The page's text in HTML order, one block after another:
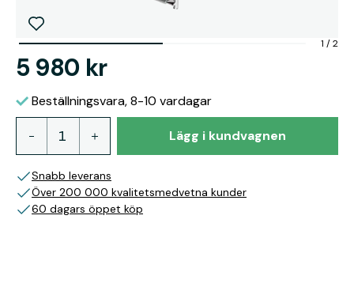
1 /2
5 980 kr
Beställningsvara, 8-10 vardagar
Lägg i kundvagnen
Snabb leverans
Över 200 000 kvalitetsmedvetna kunder
60 dagars öppet köp